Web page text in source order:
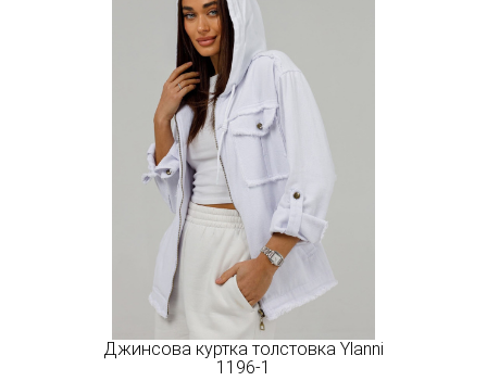
Джинсова куртка толстовка Ylanni
1196-1